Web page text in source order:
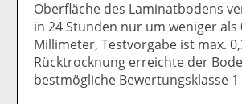
Oberfläche des Laminatbodens
in 24 Stunden nur um weniger als
Millimeter, Testvorgabe ist max.
Rücktrocknung erreichte der
bestmögliche Bewertungsklasse 1